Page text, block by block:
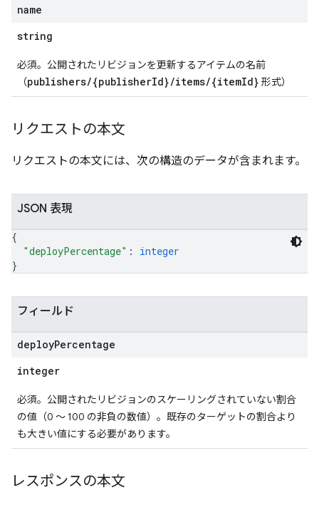
name
string
必須。公開されたリビジョンを更新するアイテムの名前
（publishers/{publisherId}/items/{itemId} 形式）
リクエストの本文
リクエストの本文には、次の構造のデータが含まれます。
JSON 表現
{
"deployPercentage" : integer
}
フィールド
deployPercentage
integer
必須。公開されたリビジョンのスケーリングされていない割合
の値（0 ～ 100 の非負の数値）。既存のターゲットの割合より
も大きい値にする必要があります。
レスポンスの本文